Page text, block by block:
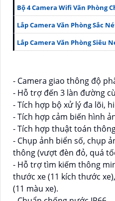
Bộ 4 Camera Wifi Văn Phòng
Lắp Camera Văn Phòng Sắc
Lắp Camera Văn Phòng Siêu
- Camera giao thông độ
- Hỗ trợ đến 3 làn đường
- Tích hợp bộ xử lý đa lõi,
- Tích hợp cảm biến hình
- Tích hợp thuật toán
- Chụp ảnh biển số, chụp
thông (vượt đèn đỏ, quá
- Hỗ trợ tìm kiếm thông
thước xe (11 kích thước
(11 màu xe).